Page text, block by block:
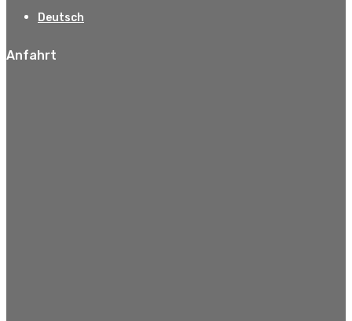
Deutsch
Anfahrt